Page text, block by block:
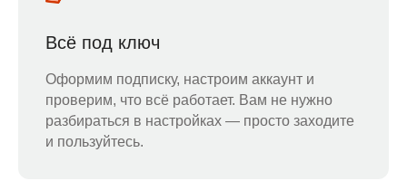
Всё под ключ
Оформим подписку, настроим аккаунт и
проверим, что всё работает. Вам не нужно
разбираться в настройках — просто заходите
и пользуйтесь.